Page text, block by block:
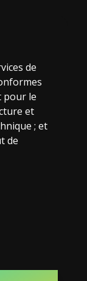
de
pour le
et
; et
de